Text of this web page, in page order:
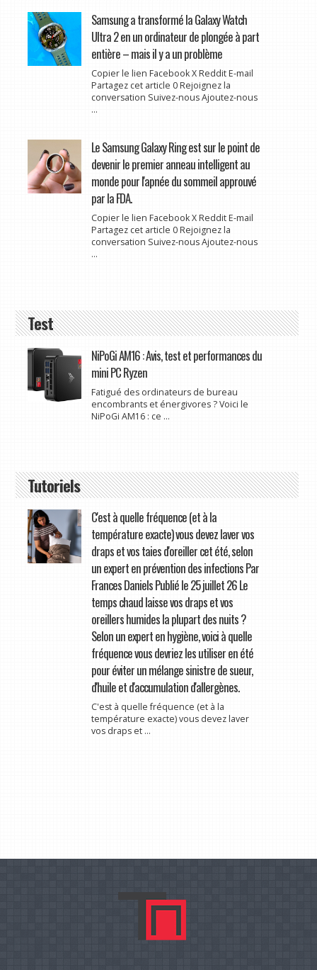
Samsung a transformé la Galaxy Watch
Ultra 2 en un ordinateur de plongée à part
entière – mais il y a un problème
Copier le lien Facebook X Reddit E-mail
Partagez cet article 0 Rejoignez la
conversation Suivez-nous Ajoutez-nous
...
Le Samsung Galaxy Ring est sur le point de
devenir le premier anneau intelligent au
monde pour l'apnée du sommeil approuvé
par la FDA.
Copier le lien Facebook X Reddit E-mail
Partagez cet article 0 Rejoignez la
conversation Suivez-nous Ajoutez-nous
...
Test
NiPoGi AM16 : Avis, test et performances du
mini PC Ryzen
Fatigué des ordinateurs de bureau
encombrants et énergivores ? Voici le
NiPoGi AM16 : ce ...
Tutoriels
C'est à quelle fréquence (et à la
température exacte) vous devez laver vos
draps et vos taies d'oreiller cet été, selon
un expert en prévention des infections Par
Frances Daniels Publié le 25 juillet 26 Le
temps chaud laisse vos draps et vos
oreillers humides la plupart des nuits ?
Selon un expert en hygiène, voici à quelle
fréquence vous devriez les utiliser en été
pour éviter un mélange sinistre de sueur,
d'huile et d'accumulation d'allergènes.
C'est à quelle fréquence (et à la
température exacte) vous devez laver
vos draps et ...